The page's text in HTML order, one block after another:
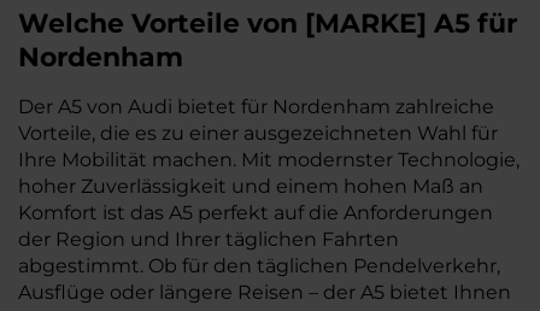
Welche Vorteile von [MARKE] A5 für
Nordenham
Der A5 von Audi bietet für Nordenham zahlreiche
Vorteile, die es zu einer ausgezeichneten Wahl für
Ihre Mobilität machen. Mit modernster Technologie,
hoher Zuverlässigkeit und einem hohen Maß an
Komfort ist das A5 perfekt auf die Anforderungen
der Region und Ihrer täglichen Fahrten
abgestimmt. Ob für den täglichen Pendelverkehr,
Ausflüge oder längere Reisen – der A5 bietet Ihnen